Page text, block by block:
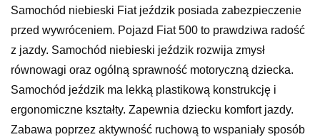
Samochód niebieski Fiat jeździk posiada zabezpieczenie
przed wywróceniem. Pojazd Fiat 500 to prawdziwa radość
z jazdy. Samochód niebieski jeździk rozwija zmysł
równowagi oraz ogólną sprawność motoryczną dziecka.
Samochód jeździk ma lekką plastikową konstrukcję i
ergonomiczne kształty. Zapewnia dziecku komfort jazdy.
Zabawa poprzez aktywność ruchową to wspaniały sposób